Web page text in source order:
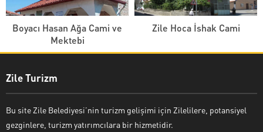
Boyacı Hasan Ağa Cami ve
Mektebi
Zile Hoca İshak Cami
Zile Turizm
Bu site Zile Belediyesi’nin turizm gelişimi için Zilelilere, potansiyel
gezginlere, turizm yatırımcılara bir hizmetidir.